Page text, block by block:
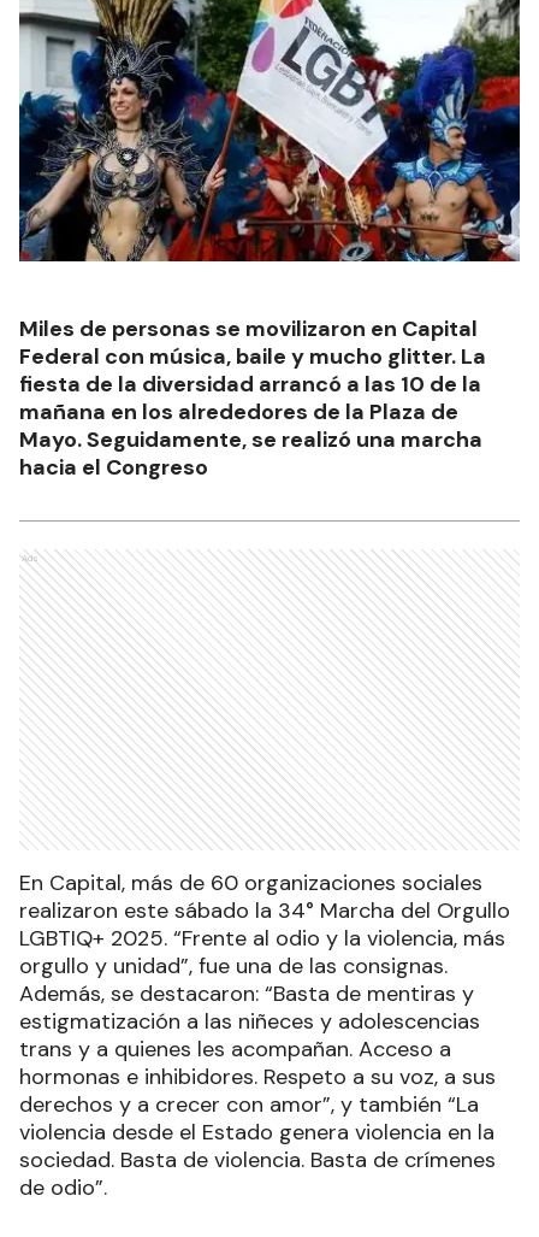
Miles de personas se movilizaron en Capital
Federal con música, baile y mucho glitter. La
fiesta de la diversidad arrancó a las 10 de la
mañana en los alrededores de la Plaza de
Mayo. Seguidamente, se realizó una marcha
hacia el Congreso
Ads
En Capital, más de 60 organizaciones sociales
realizaron este sábado la 34° Marcha del Orgullo
LGBTIQ+ 2025. “Frente al odio y la violencia, más
orgullo y unidad”, fue una de las consignas.
Además, se destacaron: “Basta de mentiras y
estigmatización a las niñeces y adolescencias
trans y a quienes les acompañan. Acceso a
hormonas e inhibidores. Respeto a su voz, a sus
derechos y a crecer con amor”, y también “La
violencia desde el Estado genera violencia en la
sociedad. Basta de violencia. Basta de crímenes
de odio”.